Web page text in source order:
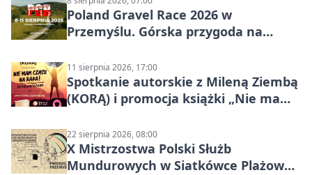
Poland Gravel Race 2026 w
Przemyślu. Górska przygoda na
11 sierpnia 2026, 17:00
Spotkanie autorskie z Mileną Ziembą
(KORĄ) i promocja książki „Nie mam
22 sierpnia 2026, 08:00
X Mistrzostwa Polski Służb
Mundurowych w Siatkówce Plażowej